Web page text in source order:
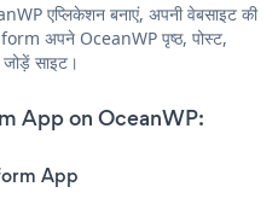
एप्लिकेशन बनाएं, अपनी वेबसाइट की
अपने OceanWP पृष्ठ, पोस्ट,
साइट।
App on OceanWP:
App